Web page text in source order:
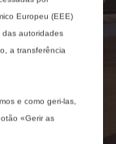
Europeu (EEE)
autoridades
a transferência
e como geri-las,
«Gerir as